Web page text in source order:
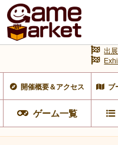
開催概要＆アクセス ブ
ゲーム一覧
出